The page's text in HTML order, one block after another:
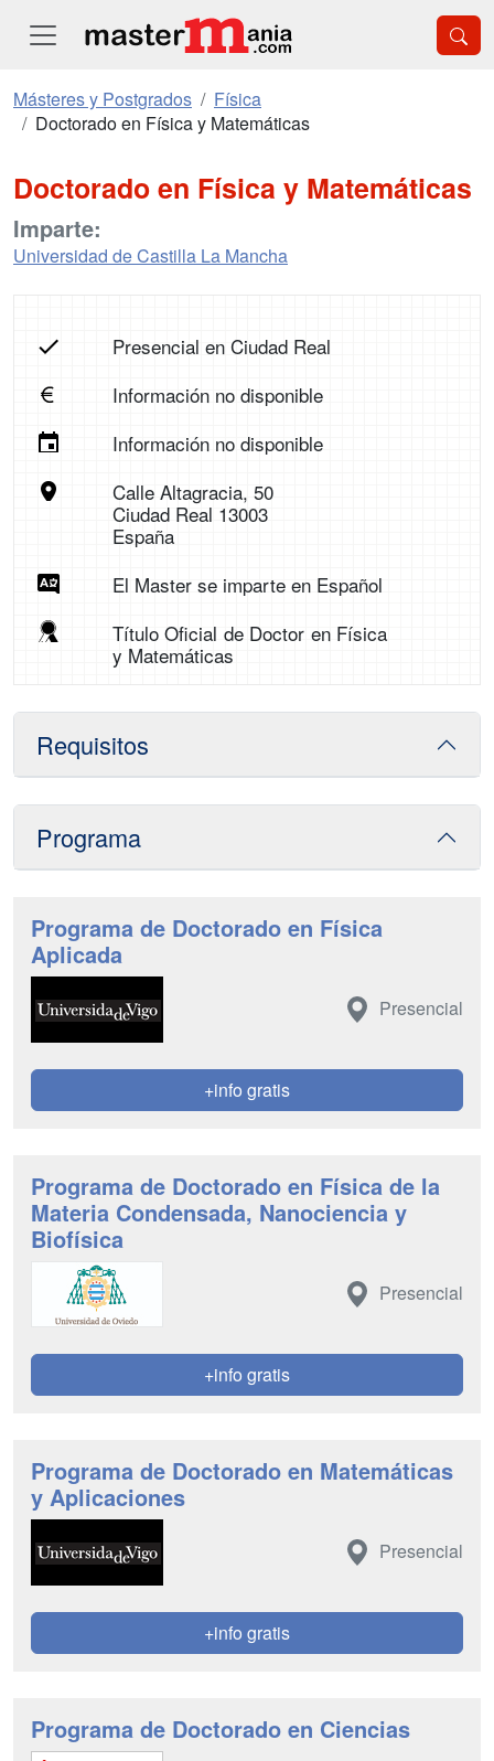
Másteres y Postgrados
Física
Doctorado en Física y Matemáticas
Doctorado en Física y Matemáticas
Imparte:
Universidad de Castilla La Mancha
Presencial en Ciudad Real
Información no disponible
Información no disponible
Calle Altagracia, 50
Ciudad Real 13003
España
El Master se imparte en Español
Título Oficial de Doctor en Física
y Matemáticas
Requisitos
Programa
Programa de Doctorado en Física
Aplicada
Presencial
+info gratis
Programa de Doctorado en Física de la
Materia Condensada, Nanociencia y
Biofísica
Presencial
+info gratis
Programa de Doctorado en Matemáticas
y Aplicaciones
Presencial
+info gratis
Programa de Doctorado en Ciencias